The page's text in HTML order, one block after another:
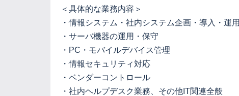
＜具体的な業務内容＞
・情報システム・社内システム企画・導入・運用
・サーバ機器の運用・保守
・PC・モバイルデバイス管理
・情報セキュリティ対応
・ベンダーコントロール
・社内ヘルプデスク業務、その他IT関連全般